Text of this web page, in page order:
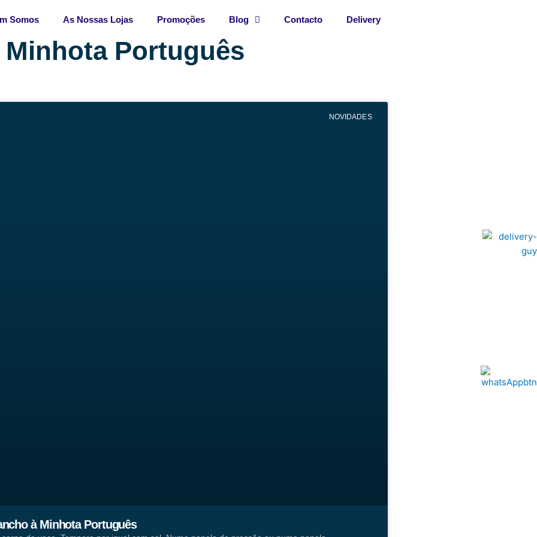
Somos As Nossas Lojas Promoções Blog Contacto Delivery
Minhota Português
NOVIDADES
à Minhota Português